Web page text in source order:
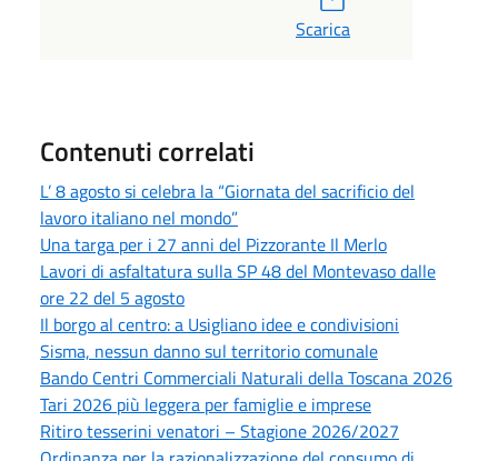
Scarica
Contenuti correlati
L’ 8 agosto si celebra la “Giornata del sacrificio del
lavoro italiano nel mondo”
Una targa per i 27 anni del Pizzorante Il Merlo
Lavori di asfaltatura sulla SP 48 del Montevaso dalle
ore 22 del 5 agosto
Il borgo al centro: a Usigliano idee e condivisioni
Sisma, nessun danno sul territorio comunale
Bando Centri Commerciali Naturali della Toscana 2026
Tari 2026 più leggera per famiglie e imprese
Ritiro tesserini venatori – Stagione 2026/2027